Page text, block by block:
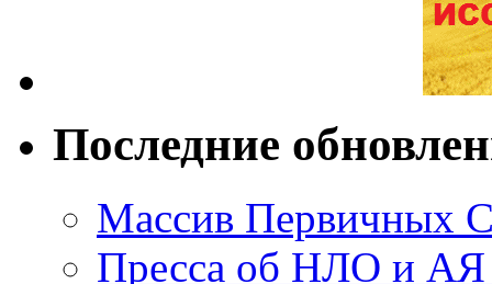
Последние
Массив Первичных
Пресса об НЛО и